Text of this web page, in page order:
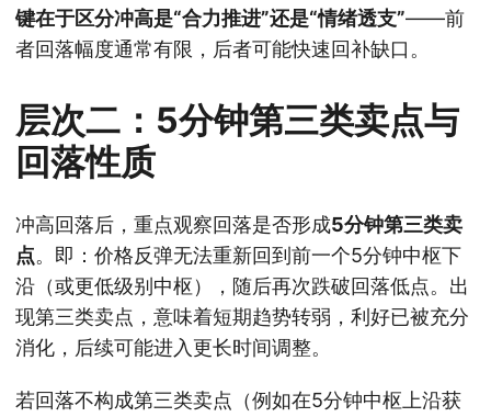
键在于区分冲高是“合力推进”还是“情绪透支”——前
者回落幅度通常有限，后者可能快速回补缺口。
层次二：5分钟第三类卖点与
回落性质
冲高回落后，重点观察回落是否形成5分钟第三类卖
点。即：价格反弹无法重新回到前一个5分钟中枢下
沿（或更低级别中枢），随后再次跌破回落低点。出
现第三类卖点，意味着短期趋势转弱，利好已被充分
消化，后续可能进入更长时间调整。
若回落不构成第三类卖点（例如在5分钟中枢上沿获